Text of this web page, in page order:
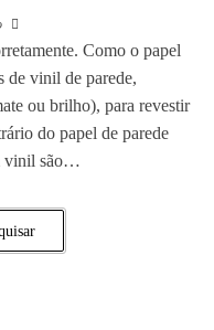
Como o papel
de vinil de parede,
ou brilho), para revestir
do papel de parede
vinil são…